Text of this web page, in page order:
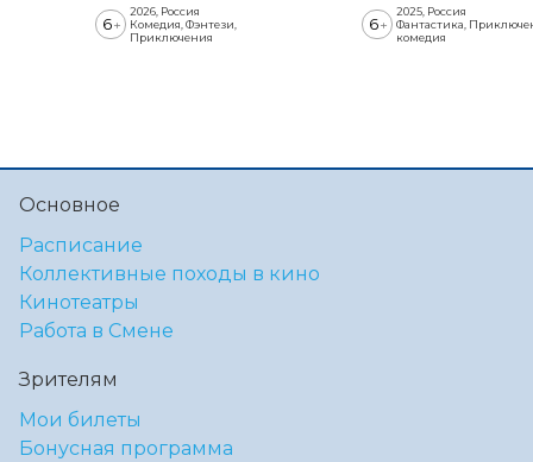
6+
2026, Россия
Комедия, Фэнтези,
Приключения
6+
2025, Россия
Фантастика,
комедия
Основное
Расписание
Коллективные походы в кино
Кинотеатры
Работа в Смене
Зрителям
Мои билеты
Бонусная программа